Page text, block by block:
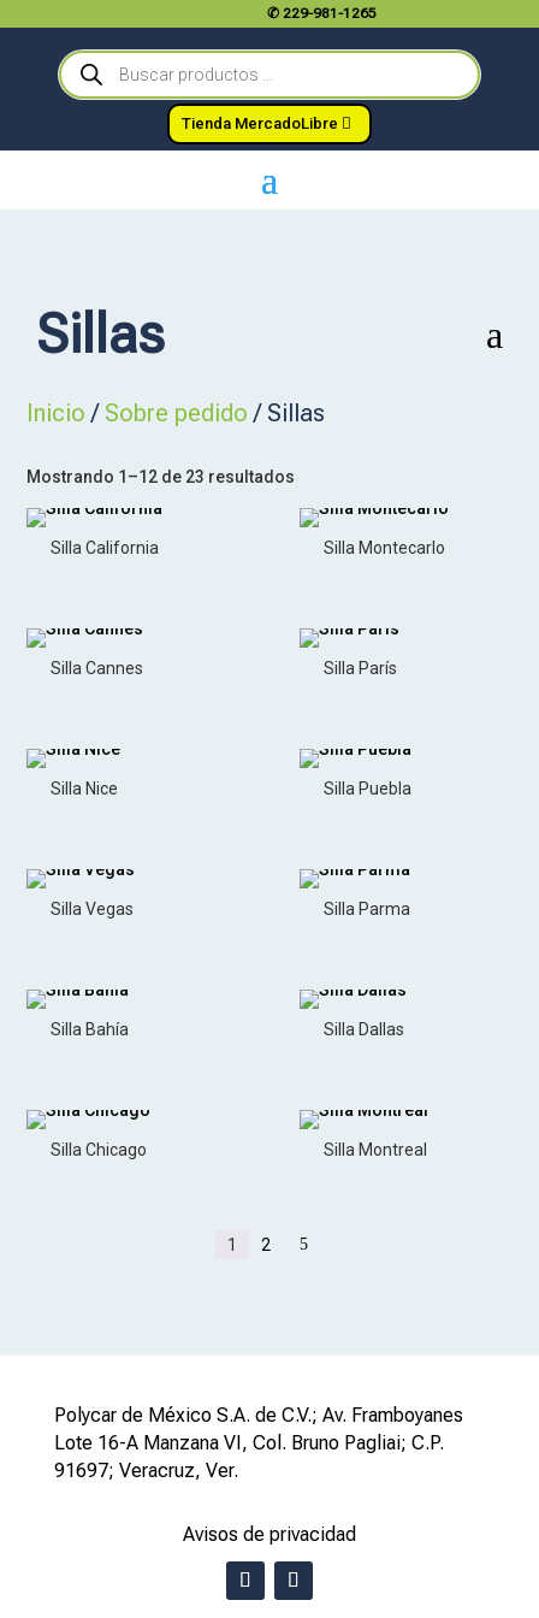
✆ 229-981-1265
Búsqueda
de
productos
Tienda MercadoLibre
Sillas a
Inicio / Sobre pedido / Sillas
Mostrando 1–12 de 23 resultados
Silla California Silla Montecarlo
Silla Cannes Silla París
Silla Nice Silla Puebla
Silla Vegas Silla Parma
Silla Bahía Silla Dallas
Silla Chicago Silla Montreal
1 2 5
Polycar de México S.A. de C.V.; Av. Framboyanes
Lote 16-A Manzana VI, Col. Bruno Pagliai; C.P.
91697; Veracruz, Ver.
Avisos de privacidad